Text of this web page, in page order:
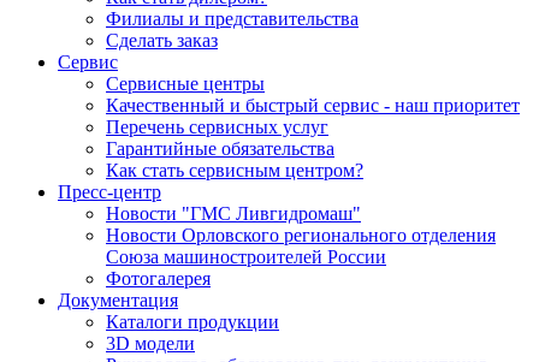
Филиалы и представительства
Сделать заказ
Сервис
Сервисные центры
Качественный и быстрый сервис - наш приоритет
Перечень сервисных услуг
Гарантийные обязательства
Как стать сервисным центром?
Пресс-центр
Новости "ГМС Ливгидромаш"
Новости Орловского регионального отделения
Союза машиностроителей России
Фотогалерея
Документация
Каталоги продукции
3D модели